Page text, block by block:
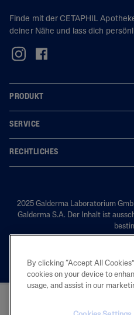
Finde mit der CETAPHIL
deiner Nähe und lass dich
PRODUKT
SERVICE
RECHTLICHES
2025 Galderma Laboratorium
Galderma S.A. Der Inhalt ist
By clicking “Accept All
cookies on your device to
usage, and assist in our